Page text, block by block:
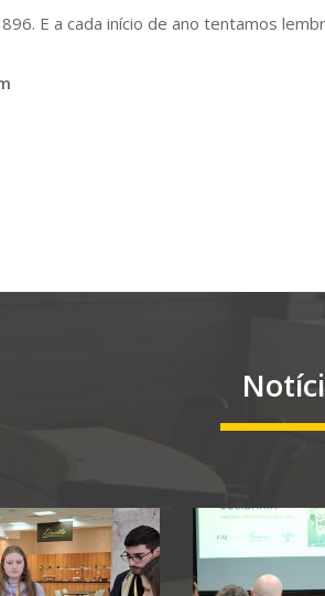
E a cada início de ano tentamos